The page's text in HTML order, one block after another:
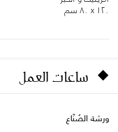
١٢٠ x ٨٠ سم
ساعات العمل
ورشة الصُنّاع